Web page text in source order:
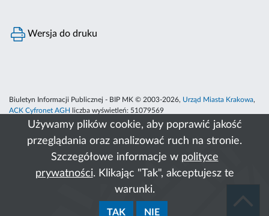
Używamy plików cookie, aby poprawić jakość
przeglądania oraz analizować ruch na stronie.
Szczegółowe informacje w polityce
prywatności. Klikając "Tak", akceptujesz te
warunki.
TAK NIE
Wersja do druku
Biuletyn Informacji Publicznej - BIP MK © 2003-2026, Urząd Miasta Krakowa,
ACK Cyfronet AGH
liczba wyświetleń: 51079569